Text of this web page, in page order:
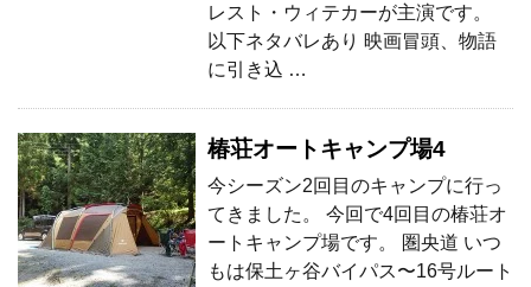
レスト・ウィテカーが主演です。
以下ネタバレあり 映画冒頭、物語
に引き込 …
椿荘オートキャンプ場4
今シーズン2回目のキャンプに行っ
てきました。 今回で4回目の椿荘オ
ートキャンプ場です。 圏央道 いつ
もは保土ヶ谷バイパス〜16号ルート